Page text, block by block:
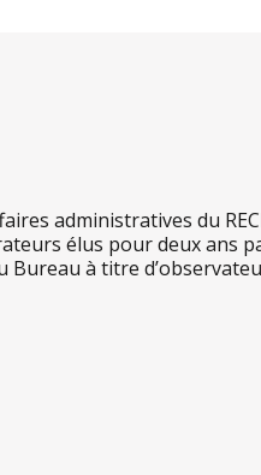
administratives du
élus pour deux ans
Bureau à titre